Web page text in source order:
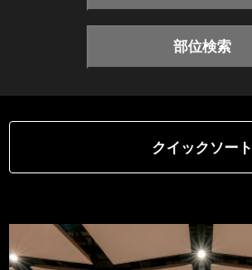
部位検索
クイックソート